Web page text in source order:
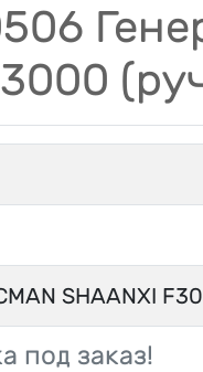
SHAANXI
под заказ!